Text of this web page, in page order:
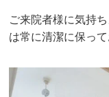
ご来院者様に気持
は常に清潔に保って